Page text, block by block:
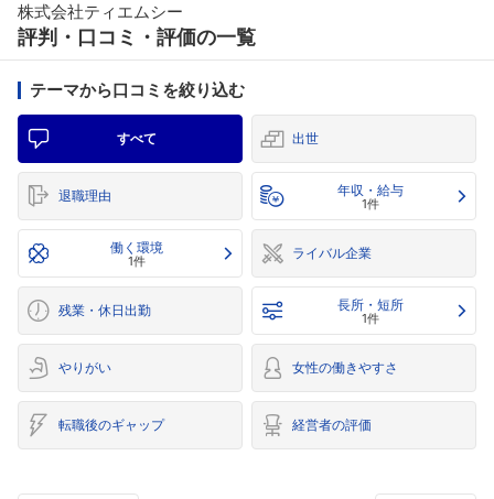
株式会社ティエムシー
評判・口コミ・評価の一覧
テーマから口コミを絞り込む
すべて 出世
退職理由 年収・給与
1件
働く環境
1件 ライバル企業
残業・休日出勤 長所・短所
1件
やりがい 女性の働きやすさ
転職後のギャップ 経営者の評価